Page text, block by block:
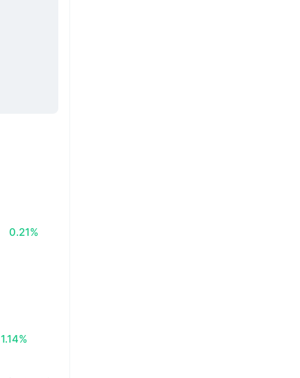
0.21%
1.14%